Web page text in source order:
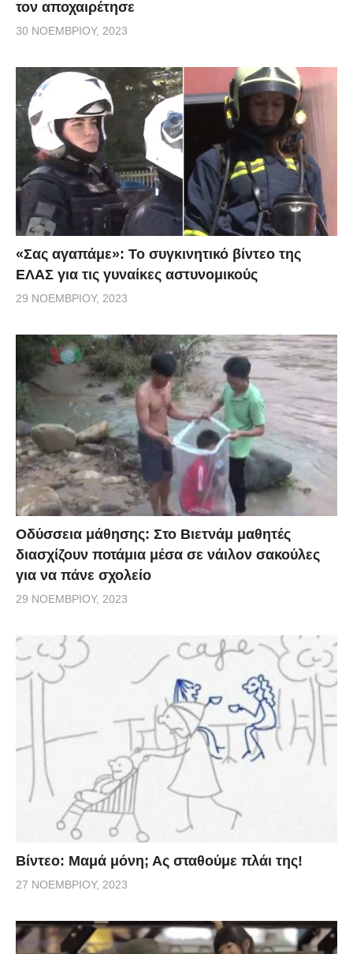
τον αποχαιρέτησε
30 ΝΟΕΜΒΡΊΟΥ, 2023
«Σας αγαπάμε»: Το συγκινητικό βίντεο της
ΕΛΑΣ για τις γυναίκες αστυνομικούς
29 ΝΟΕΜΒΡΊΟΥ, 2023
Οδύσσεια μάθησης: Στο Βιετνάμ μαθητές
διασχίζουν ποτάμια μέσα σε νάιλον σακούλες
για να πάνε σχολείο
29 ΝΟΕΜΒΡΊΟΥ, 2023
Βίντεο: Μαμά μόνη; Ας σταθούμε πλάι της!
27 ΝΟΕΜΒΡΊΟΥ, 2023